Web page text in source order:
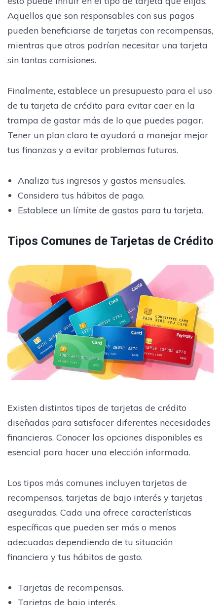
Aquellos que son responsables con sus pagos
pueden beneficiarse de tarjetas con recompensas,
mientras que otros podrían necesitar una tarjeta
sin tantas comisiones.
Finalmente, establece un presupuesto para el uso
de tu tarjeta de crédito para evitar caer en la
trampa de gastar más de lo que puedes pagar.
Tener un plan claro te ayudará a manejar mejor
tus finanzas y a evitar problemas futuros.
Analiza tus ingresos y gastos mensuales.
Considera tus hábitos de pago.
Establece un límite de gastos para tu tarjeta.
Tipos Comunes de Tarjetas de Crédito
Existen distintos tipos de tarjetas de crédito
diseñadas para satisfacer diferentes necesidades
financieras. Conocer las opciones disponibles es
esencial para hacer una elección informada.
Los tipos más comunes incluyen tarjetas de
recompensas, tarjetas de bajo interés y tarjetas
aseguradas. Cada una ofrece características
específicas que pueden ser más o menos
adecuadas dependiendo de tu situación
financiera y tus hábitos de gasto.
Tarjetas de recompensas.
Tarjetas de bajo interés.